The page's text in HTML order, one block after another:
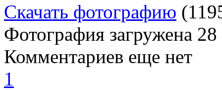
Скачать фотографию
Фотография загружена 28
Комментариев еще нет
1